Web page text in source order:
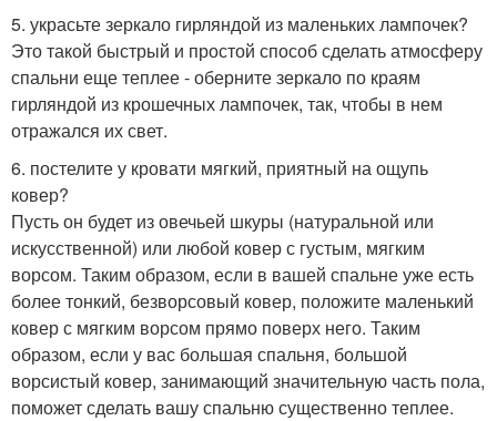
5. украсьте зеркало гирляндой из маленьких лампочек?
Это такой быстрый и простой способ сделать атмосферу
спальни еще теплее - оберните зеркало по краям
гирляндой из крошечных лампочек, так, чтобы в нем
отражался их свет.
6. постелите у кровати мягкий, приятный на ощупь
ковер?
Пусть он будет из овечьей шкуры (натуральной или
искусственной) или любой ковер с густым, мягким
ворсом. Таким образом, если в вашей спальне уже есть
более тонкий, безворсовый ковер, положите маленький
ковер с мягким ворсом прямо поверх него. Таким
образом, если у вас большая спальня, большой
ворсистый ковер, занимающий значительную часть пола,
поможет сделать вашу спальню существенно теплее.